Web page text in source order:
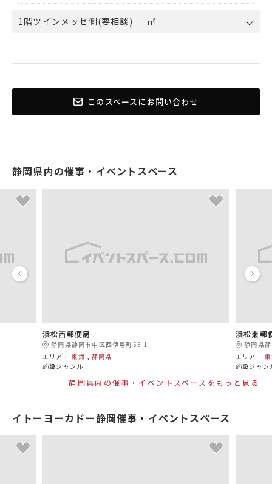
1階ツインメッセ側(要相談) ｜ ㎡
このスペースにお問い合わせ
静岡県内の催事・イベントスペース
浜松西郵便局
静岡県静岡市中区西伊場町55-1
エリア： 東海 ,静岡県
施設ジャンル：
浜松東郵
静岡県
エリア：
施設ジャン
静岡県内の催事・イベントスペースをもっと見る
イトーヨーカドー静岡催事・イベントスペース